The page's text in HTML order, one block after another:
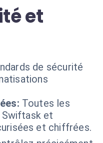
et
de sécurité
Toutes les
et
et chiffrées.